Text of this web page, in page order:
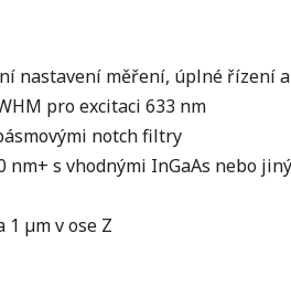
nastavení měření, úplné řízení
pro excitaci 633 nm
notch filtry
nm+ s vhodnými InGaAs nebo
1 µm v ose Z